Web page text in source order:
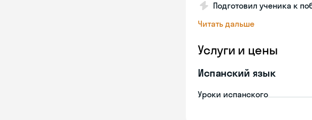
Подготовил ученика к
Читать дальше
Услуги и цены
Испанский язык
Уроки испанского